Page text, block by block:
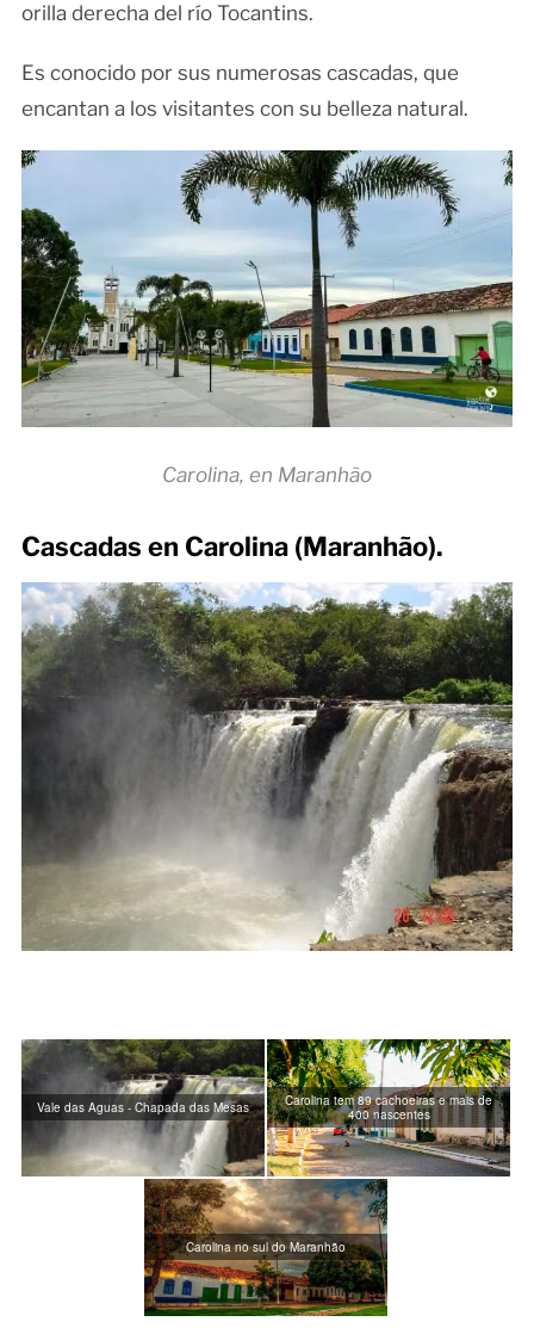
orilla derecha del río Tocantins.
Es conocido por sus numerosas cascadas, que
encantan a los visitantes con su belleza natural.
Carolina, en Maranhão
Cascadas en Carolina (Maranhão).
Vale das Aguas - Chapada das Mesas
Carolina tem 89 cachoeiras e mais de
400 nascentes
Carolina no sul do Maranhão